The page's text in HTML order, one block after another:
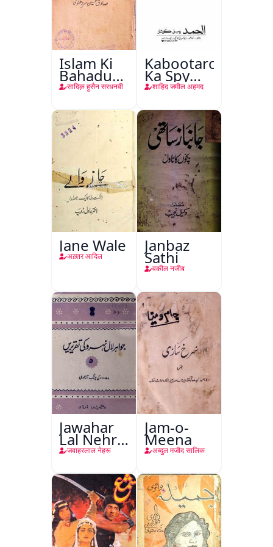
Islam Ki
Bahadur
Shahzadiyan
सादिक़ हुसैन सरधनवी
Kabootaron
Ka Spy
Plan
शाहिद जमील अहमद
Jane Wale
अख़्तर आदिल
Janbaz
Sathi
वकील नजीब
Jawahar
Lal Nehru
Ki
(Jang-e-
Azadi)
जवाहरलाल नेहरू
Jam-o-
Meena
अब्दुल मजीद सालिक